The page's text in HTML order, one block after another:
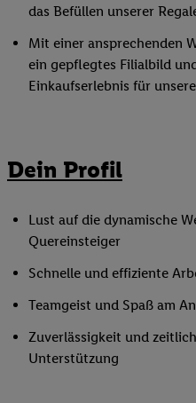
das Befüllen unserer
Mit einer ansprechenden
ein gepflegtes Filialbild
Einkaufserlebnis für
Dein Profil
Lust auf die dynamische
Quereinsteiger
Schnelle und effiziente
Teamgeist und Spaß am
Zuverlässigkeit und
Unterstützung